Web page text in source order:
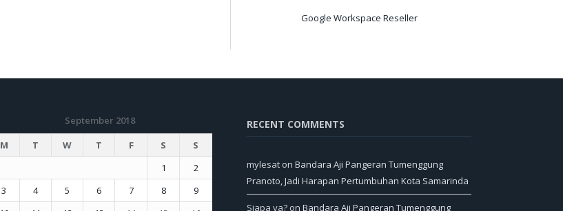
Google Workspace Reseller
September 2018
M
T W T F S
S
1
2
3
4 5 6 7 8
9
RECENT COMMENTS
mylesat on Bandara Aji Pangeran Tumenggung
Pranoto, Jadi Harapan Pertumbuhan Kota Samarinda
Siapa ya? on Bandara Aji Pangeran Tumenggung